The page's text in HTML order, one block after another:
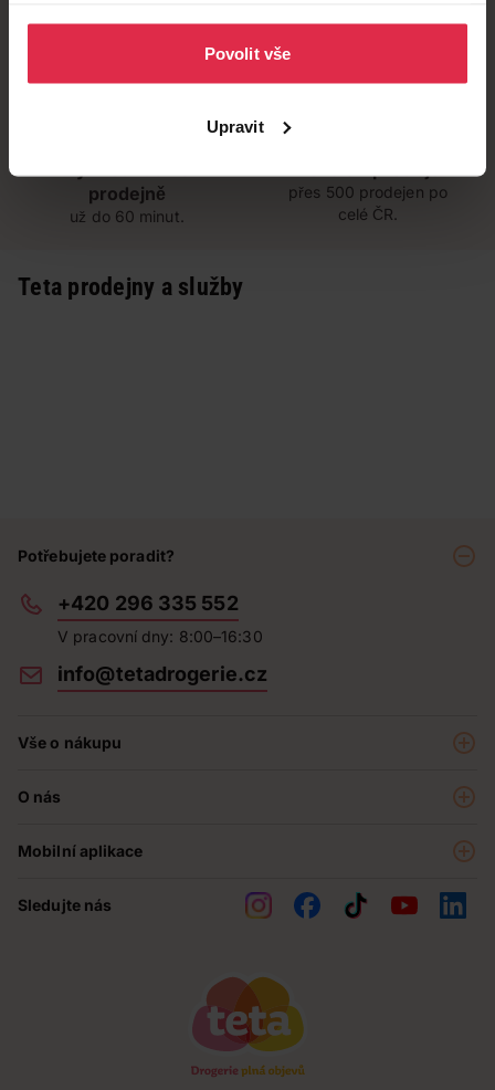
osobních údajů.
Povolit vše
Upravit
prodejně
už do 60 minut.
přes 500 prodejen po
celé ČR.
Teta prodejny a služby
Potřebujete poradit?
+420 296 335 552
V pracovní dny: 8:00–16:30
info@tetadrogerie.cz
Vše o nákupu
Prodejny
Obchodní podmínky
O nás
Teta pomáhá
Mobilní aplikace
Sledujte nás